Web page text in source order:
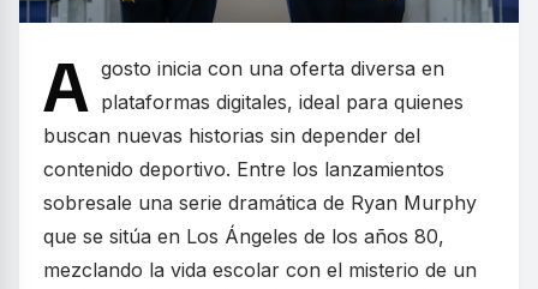
A gosto inicia con una oferta diversa en
plataformas digitales, ideal para quienes
buscan nuevas historias sin depender del
contenido deportivo. Entre los lanzamientos
sobresale una serie dramática de Ryan Murphy
que se sitúa en Los Ángeles de los años 80,
mezclando la vida escolar con el misterio de un